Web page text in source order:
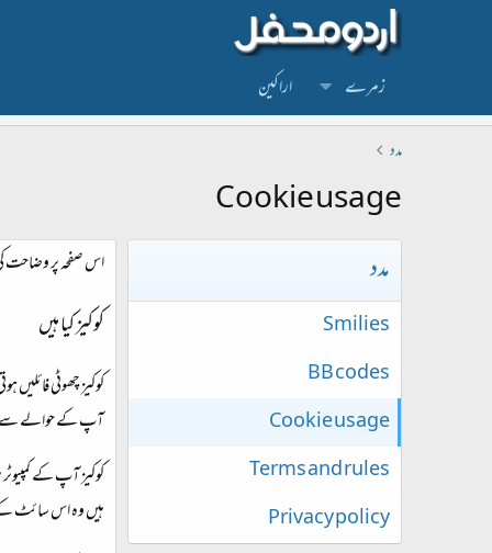
زمرے اراکین
مدد
Cookie usage
مدد
Smilies
BB codes
Cookie usage
Terms and rules
Privacy policy
اس صفحہ پر وضاحت
کوکیز کیا ہیں
کوکیز چھوٹی
آپ کے حوالے سے
کوکیز آپ کے
ہیں وہ اس سائٹ